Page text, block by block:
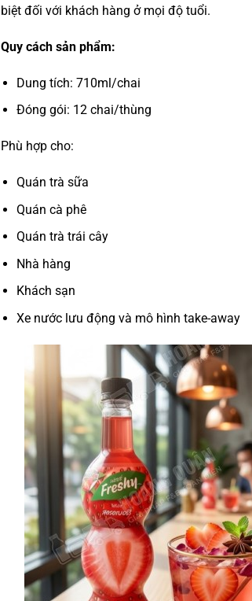
biệt đối với khách hàng ở mọi độ tuổi.
Quy cách sản phẩm:
Dung tích: 710ml/chai
Đóng gói: 12 chai/thùng
Phù hợp cho:
Quán trà sữa
Quán cà phê
Quán trà trái cây
Nhà hàng
Khách sạn
Xe nước lưu động và mô hình take-away